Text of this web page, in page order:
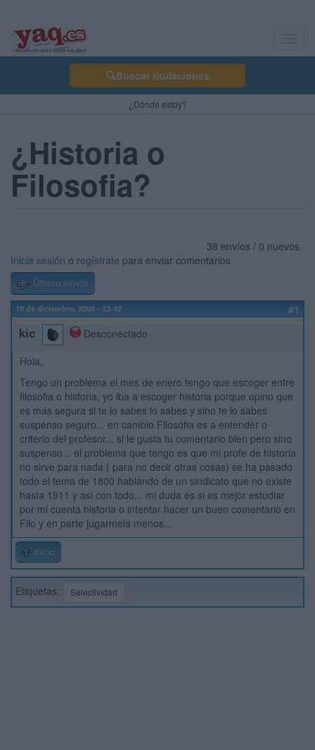
Buscar titulaciones
¿Dónde estoy?
¿Historia o
Filosofia?
38 envíos / 0 nuevos
Inicia sesión o regístrate para enviar comentarios
Último envío
19 de diciembre, 2008 - 13:42 #1
kic
Desconectado
Hola,
Tengo un problema el mes de enero tengo que escoger entre
filosofia o historia, yo iba a escoger historia porque opino que
es más segura si te lo sabes lo sabes y sino te lo sabes
suspenso seguro... en cambio Filosofia es a entender o
criterio del profesor... si le gusta tu comentario bien pero sino
suspenso... el problema que tengo es que mi profe de historia
no sirve para nada ( para no decir otras cosas) se ha pasado
todo el tema de 1800 hablando de un sindicato que no existe
hasta 1911 y asi con todo... mi duda es si es mejor estudiar
por mi cuenta historia o intentar hacer un buen comentario en
Filo y en parte jugarmela menos...
Inicio
Etiquetas: Selectividad